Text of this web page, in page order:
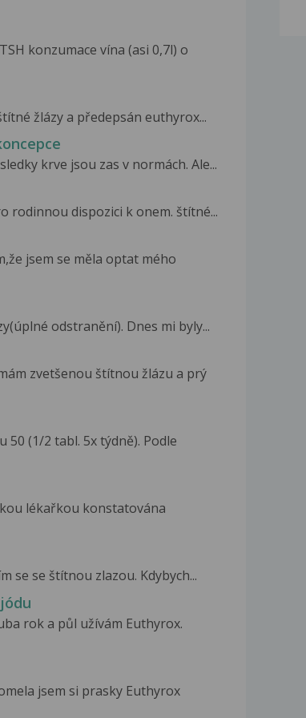
konzumace vína (asi 0,7l) o
žlázy a předepsán euthyrox...
krve jsou zas v normách. Ale...
rodinnou dispozici k onem. štítné...
jsem se měla optat mého
odstranění). Dnes mi byly...
zvetšenou štítnou žlázu a prý
(1/2 tabl. 5x týdně). Podle
lékařkou konstatována
se se štítnou zlazou. Kdybych...
rok a půl užívám Euthyrox.
jsem si prasky Euthyrox